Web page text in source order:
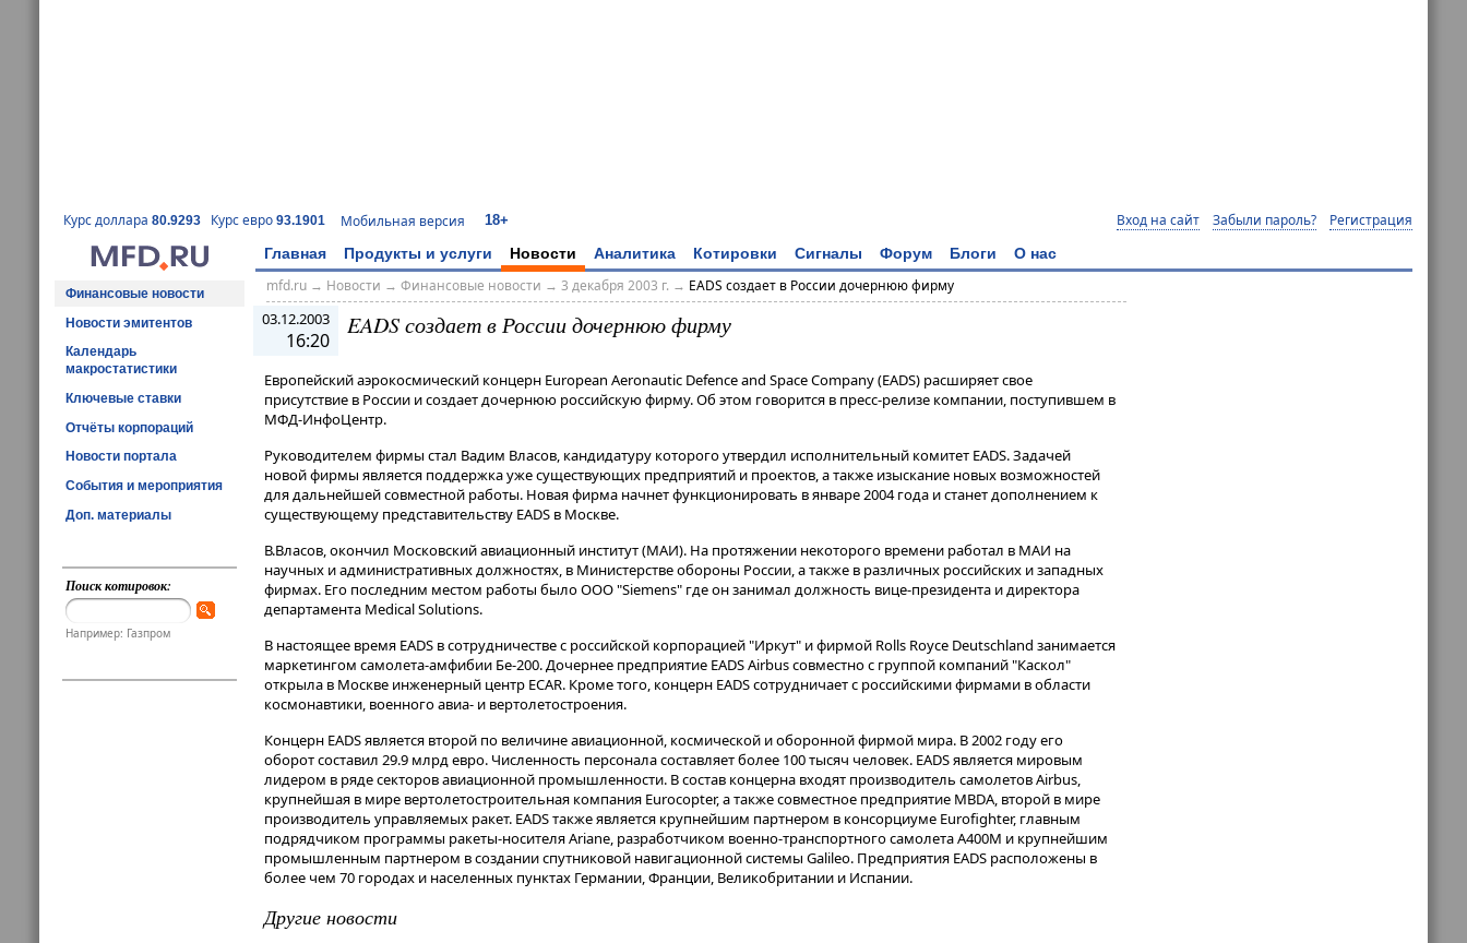
Курс доллара 80.9293 Курс евро 93.1901 Мобильная версия 18+ Вход на сайт Забыли пароль? Регистрация
Главная Продукты и услуги Новости Аналитика Котировки Сигналы Форум Блоги О нас
Финансовые новости
Новости эмитентов
Календарь
макростатистики
Ключевые ставки
Отчёты корпораций
Новости портала
События и мероприятия
Доп. материалы
Поиск котировок:
Например: Газпром
mfd.ru→ Новости → Финансовые новости → 3 декабря 2003 г. → EADS создает в России дочернюю фирму
03.12.2003
16:20
EADS создает в России дочернюю фирму
Европейский аэрокосмический концерн European Aeronautic Defence and Space Company (EADS) расширяет свое
присутствие в России и создает дочернюю российскую фирму. Об этом говорится в пресс-релизе компании, поступившем в
МФД-ИнфоЦентр.
Руководителем фирмы стал Вадим Власов, кандидатуру которого утвердил исполнительный комитет EADS. Задачей
новой фирмы является поддержка уже существующих предприятий и проектов, а также изыскание новых возможностей
для дальнейшей совместной работы. Новая фирма начнет функционировать в январе 2004 года и станет дополнением к
существующему представительству EADS в Москве.
В.Власов, окончил Московский авиационный институт (МАИ). На протяжении некоторого времени работал в МАИ на
научных и административных должностях, в Министерстве обороны России, а также в различных российских и западных
фирмах. Его последним местом работы было ООО "Siemens" где он занимал должность вице-президента и директора
департамента Medical Solutions.
В настоящее время EADS в сотрудничестве с российской корпорацией "Иркут" и фирмой Rolls Royce Deutschland занимается
маркетингом самолета-амфибии Бе-200. Дочернее предприятие EADS Airbus совместно с группой компаний "Каскол"
открыла в Москве инженерный центр ECAR. Кроме того, концерн EADS сотрудничает с российскими фирмами в области
космонавтики, военного авиа- и вертолетостроения.
Концерн EADS является второй по величине авиационной, космической и оборонной фирмой мира. В 2002 году его
оборот составил 29.9 млрд евро. Численность персонала составляет более 100 тысяч человек. EADS является мировым
лидером в ряде секторов авиационной промышленности. В состав концерна входят производитель самолетов Airbus,
крупнейшая в мире вертолетостроительная компания Eurocopter, а также совместное предприятие MBDA, второй в мире
производитель управляемых ракет. EADS также является крупнейшим партнером в консорциуме Eurofighter, главным
подрядчиком программы ракеты-носителя Arianе, разработчиком военно-транспортного самолета А400М и крупнейшим
промышленным партнером в создании спутниковой навигационной системы Galileo. Предприятия EADS расположены в
более чем 70 городах и населенных пунктах Германии, Франции, Великобритании и Испании.
Другие новости